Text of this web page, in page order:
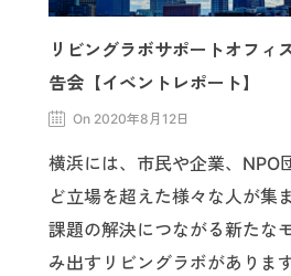
リビングラボサポートオフ
告会【イベントレポート】
On 2020年8月12日
横浜には、市民や企業、NPO
ど立場を超えた様々な人が集
課題の解決につながる新たな
み出すリビングラボがありま